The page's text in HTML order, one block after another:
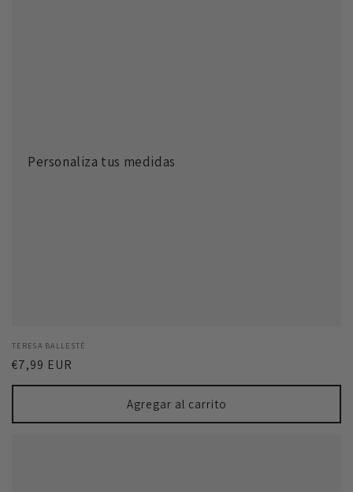
Personaliza tus medidas
Proveedor:
TERESA BALLESTÉ
Precio
habitual
€7,99 EUR
Agregar al carrito